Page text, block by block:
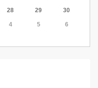
28 29 30
4 5 6